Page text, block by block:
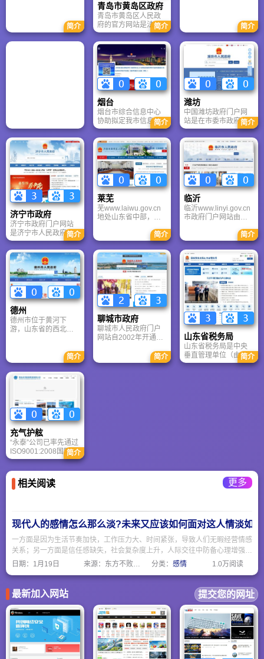
12月28日开通试运
行，2006年4月28日
正式运行。网站主要
简介
青岛市黄岛区政府
青岛市黄岛区人民政
府的官方网站是法定
行政区门户，也是国
家级新区窗口，内容
权威、服务全面、更
新及时，是了解和办
事于这片2129平方公
里热土的首选平台。
简介
为导向，以服务为宗
旨，通过广泛深入地
组织政府系统的信息
资源上网，逐步将政
府网站建设成为电子
政务的载体，成为政
府和公众、企业联系
的桥梁，成为政务信
息公开的主渠道，有
力地促进了东营市建
设阳光政府、服务政
府、法治政府、责任
政府的进程。
简介
烟台
烟台市综合信息中心
协助拟定我市信息安
全解决方案，包括安
全管理技术方案、安
全评估办法、安全责
任认定、安全管理员
培训等。 配合专家委
审核全市信息化建设
项目技术方案，拟定
政府类信息化建设项
目的技术方案，研究
跨部门信息交换平台
的技术解决方案及我
传统产业的技术方
案。
简介
潍坊
中国潍坊政府门户网
站是在市委市政府的
领导下，以政务服务
为主，多角度对社会
公众提供快捷、便
利、周到的规范性、
权威性公共服务的互
联网站。它链接导航
了潍坊市委、市人
大、市政府、市政
协、市纪委五大班子
网站及市直各部门、
各县市区网站，形成
群，实现了信息资源
的共享和整合，是世
界了解潍坊、潍坊走
向世界的重要窗口，
是政府和百姓沟通的
桥梁，在宣传推介潍
坊、促进政务公开、
为民服务等方面发挥
着不可替代的重要作
用。
简介
济宁市政府
济宁市政府门户网站
是济宁市人民政府主
办的官方权威平台，
由市政府办公室具体
承办。作为全市政务
外网的核心门户，网
站坚持以用户需求为
导向，深度融合政府
信息资源，成功打造
了集“电子政务载体、
政企民联系桥梁、政
务公开主渠道”于一体
的综合性服务平台。
化，该网站有力促进
了济宁市“阳光政府、
服务政府、法治政
进程，成为展现济宁
形象、服务经济社会
发展的重要数字窗
口。
简介
莱芜
芜www.laiwu.gov.cn
地处山东省中部，辖
三个省级开发区，总
面积2246平方公里，
人口125万。莱芜古称
嬴、牟，历来是兵家
必争之地，春秋时期
在这里发生过“长勺之
战”，解放战争时期华
东野战军曾在此发动
了著名的“莱芜战役”。
莱芜境内资源富集，
尤以煤、铁储量丰
富，矿冶历史源远流
长，曾是全国重要的
简介
临沂
临沂www.linyi.gov.cn
市政府门户网站由临
政务中心制作维护。
临沂是我市电子政务
建设的重要组成部
分，是市政府及各部
门信息发布的总平
台、对外宣传和为民
服务的总窗口，对促
进政务公开，改进行
政管理，提高行政效
能具有重要意义。网
站突出临沂"历史文化
名城"、"山水生态
城"、"现代商贸城"的
城市定位，充分展示
临沂市最新的建设成
就，及时发布政务信
简介
德州
德州市位于黄河下
游，山东省的西北
和两个经济开发区，
总面积 1．03万平方
公里，人口560万。主
要特点：一是历史悠
久。德州是龙山文化
的发祥地之一，秦汉
以来一直为历代郡、
州、府、县治所，明
清时期是全国33个工
商业大城市之一。京
杭大运河穿境而过，
是古时京城水路南下
的首道关口。
简介
聊城市政府
聊城市人民政府门户
网站自2002年开通以
具权威的官方数字平
台。作为市政府信息
群化、政民互动常态
简介
山东省税务局
山东省税务局是中央
垂直管理单位（由国
家税务总局直接领
简介
充气护舷
“永泰”公司已率先通过
ISO9001:2008国际质
量管理体系认证，产
品得到中国船级社
(CCS)、挪威船级社
(DNV)、德国劳式
同时，“永泰”产品质量
由中国人民保险公司
(PICC)承保，做到让
客户永远放心。
简介
相关阅读 更多
现代人的感情怎么那么淡?未来又应该如何面对这人情淡如
一方面是因为生活节奏加快，工作压力大、时间紧张，导致人们无暇经营情感
关系；另一方面是信任感缺失，社会复杂度上升，人际交往中防备心理增强。
不要期待所有人都该对我深情，而要主动选择值得深耕的关系，其余则以礼相
日期： 1月19日 来源：东方不败网址大全 分类：感情 1.0万阅读
最新加入网站 提交您的网址